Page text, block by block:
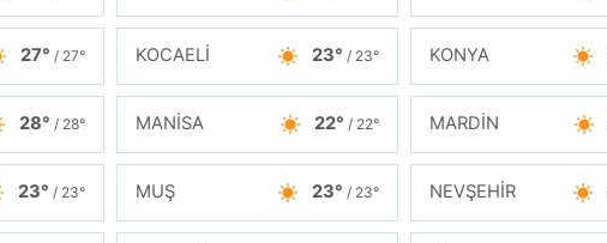
27° / 27° KOCAELİ 23° / 23° KONYA
28° / 28° MANİSA 22° / 22° MARDİN
23° / 23° MUŞ 23° / 23° NEVŞEHİR